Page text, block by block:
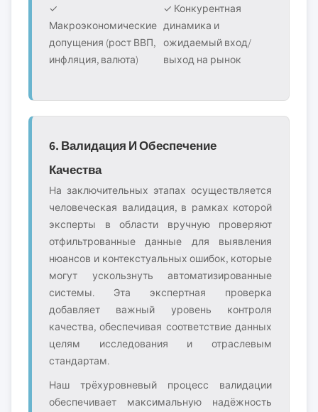
✓
Макроэкономические
допущения (рост ВВП,
инфляция, валюта)
✓ Конкурентная
динамика и
ожидаемый вход/
выход на рынок
6. Валидация И Обеспечение
Качества
На заключительных этапах осуществляется
человеческая валидация, в рамках которой
эксперты в области вручную проверяют
отфильтрованные данные для выявления
нюансов и контекстуальных ошибок, которые
могут ускользнуть автоматизированные
системы. Эта экспертная проверка
добавляет важный уровень контроля
качества, обеспечивая соответствие данных
целям исследования и отраслевым
стандартам.
Наш трёхуровневый процесс валидации
обеспечивает максимальную надёжность